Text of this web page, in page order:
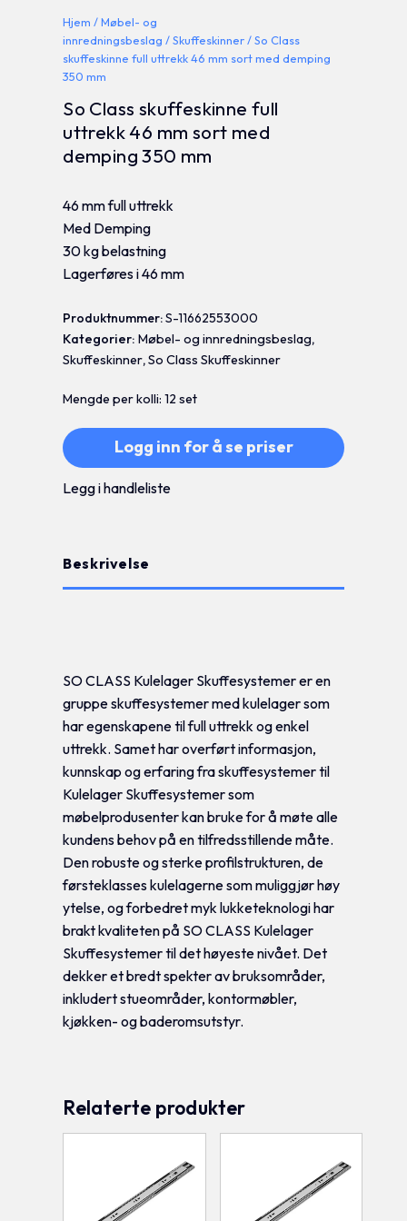
Hjem /Møbel- og
innredningsbeslag /Skuffeskinner/ So Class
skuffeskinne full uttrekk 46 mm sort med demping
350 mm
So Class skuffeskinne full
uttrekk 46 mm sort med
demping 350 mm
46 mm full uttrekk
Med Demping
30 kg belastning
Lagerføres i 46 mm
Produktnummer:S-11662553000
Kategorier:Møbel- og innredningsbeslag,
Skuffeskinner,So Class Skuffeskinner
Mengde per kolli: 12 set
Logg inn for å se priser
Legg i handleliste
Beskrivelse
SO CLASS Kulelager Skuffesystemer er en
gruppe skuffesystemer med kulelager som
har egenskapene til full uttrekk og enkel
uttrekk. Samet har overført informasjon,
kunnskap og erfaring fra skuffesystemer til
Kulelager Skuffesystemer som
møbelprodusenter kan bruke for å møte alle
kundens behov på en tilfredsstillende måte.
Den robuste og sterke profilstrukturen, de
førsteklasses kulelagerne som muliggjør høy
ytelse, og forbedret myk lukketeknologi har
brakt kvaliteten på SO CLASS Kulelager
Skuffesystemer til det høyeste nivået. Det
dekker et bredt spekter av bruksområder,
inkludert stueområder, kontormøbler,
kjøkken- og baderomsutstyr.
Relaterte produkter